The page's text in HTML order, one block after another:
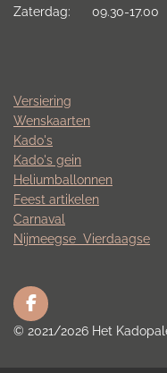
Zaterdag: 09.30-17.00
Versiering
Wenskaarten
Kado's
Kado's gein
Heliumballonnen
Feest artikelen
Carnaval
Nijmeegse Vierdaagse
F
a
© 2021/2026 Het